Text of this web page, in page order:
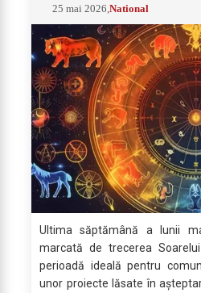
25 mai 2026 ,National
Ultima săptămână a lunii
marcată de trecerea
perioadă ideală pentru
unor proiecte lăsate în